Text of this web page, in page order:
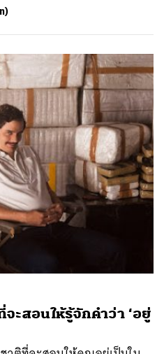
ะสอนให้รู้จักคำว่า ‘อยู่